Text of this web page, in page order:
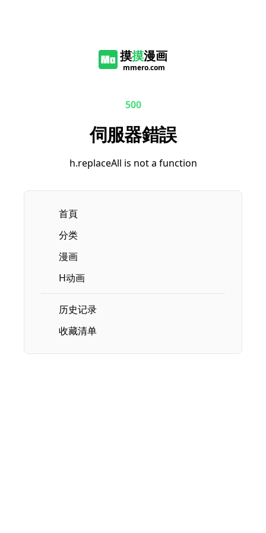
摸摸漫画
mmero.com
500
伺服器錯誤
h.replaceAll is not a function
首頁
分类
漫画
H动画
历史记录
收藏清单